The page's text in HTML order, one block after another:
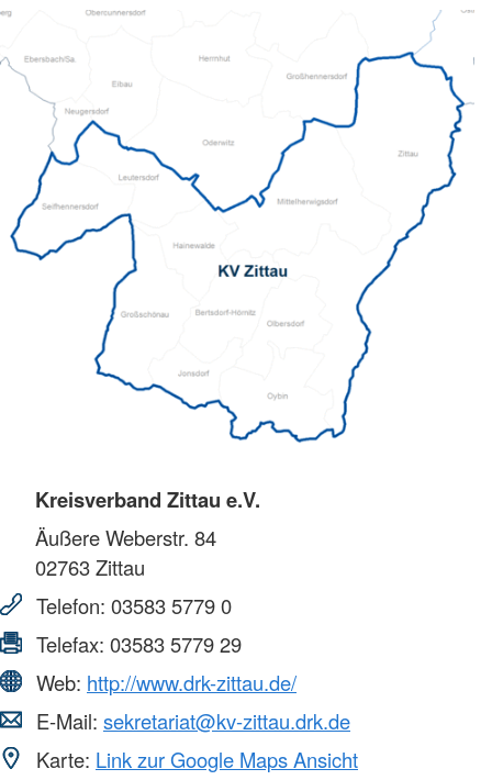
Kreisverband Zittau e.V.
Äußere Weberstr. 84
02763Zittau
Telefon: 03583 5779 0
Telefax: 03583 5779 29
Web: http://www.drk-zittau.de/
E-Mail: sekretariat@kv-zittau.drk.de
Karte: Link zur Google Maps Ansicht